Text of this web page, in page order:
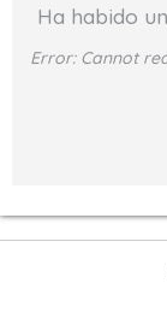
Ha habido
Error: Cannot